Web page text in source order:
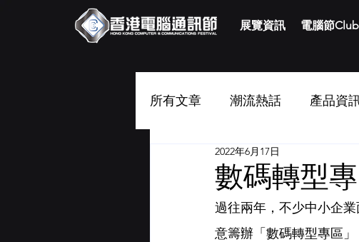
展覽資訊 電腦節
所有文章 潮流熱話 產品資
數碼轉型
2022年6月17日
過往兩年，不少中小企
意籌辦「數碼轉型專區